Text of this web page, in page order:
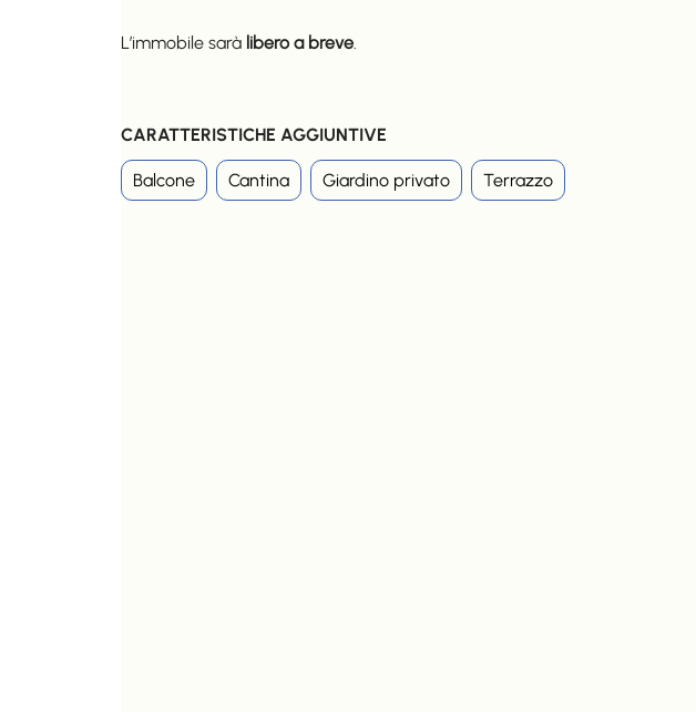
L’immobile sarà libero a breve.
CARATTERISTICHE AGGIUNTIVE
Balcone Cantina Giardino privato Terrazzo